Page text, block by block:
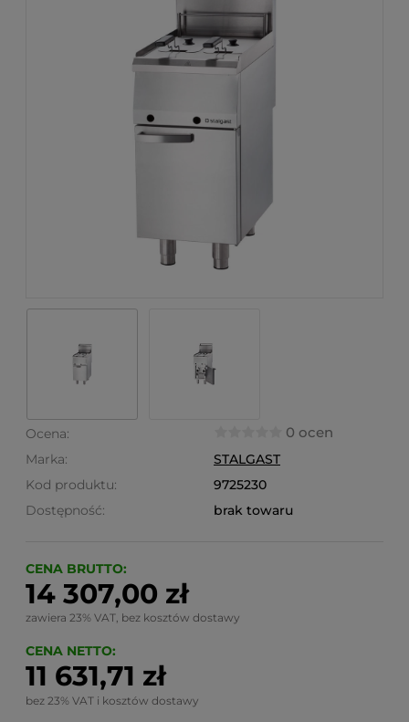
Ocena: 0 ocen
Marka:
STALGAST
Kod produktu:
9725230
Dostępność:
brak towaru
CENA BRUTTO:
14 307,00 zł
zawiera 23% VAT, bez kosztów dostawy
CENA NETTO:
11 631,71 zł
bez 23% VAT i kosztów dostawy